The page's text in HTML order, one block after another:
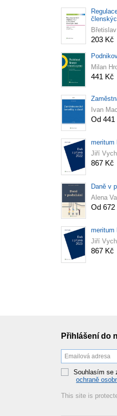
203 Kč
Milan
441 Kč
Ivan
Od 441
meritum
Jiří
867 Kč
Daně v
Alena
Od 672
meritum
Jiří
867 Kč
Přihlášení do
Souhlasím se
ochraně
This site is